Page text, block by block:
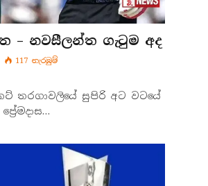
– නවසීලන්ත ගැටුම අද
117 නැරඹු​ම්
තරගාවලියේ සුපිරි අට වටයේ